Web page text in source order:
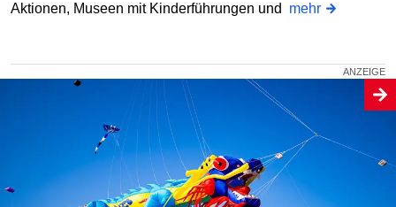
Aktionen, Museen mit Kinderführungen und mehr